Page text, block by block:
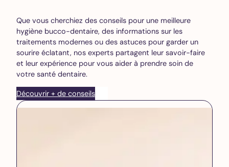
Que vous cherchiez des conseils pour une meilleure
hygiène bucco-dentaire, des informations sur les
traitements modernes ou des astuces pour garder un
sourire éclatant, nos experts partagent leur savoir-faire
et leur expérience pour vous aider à prendre soin de
votre santé dentaire.
Découvrir + de conseils